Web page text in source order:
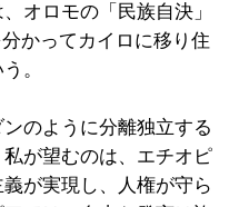
オロモの「民族自決」
かってカイロに移り住
。
のように分離独立する
が望むのは、エチオピ
が実現し、人権が守ら